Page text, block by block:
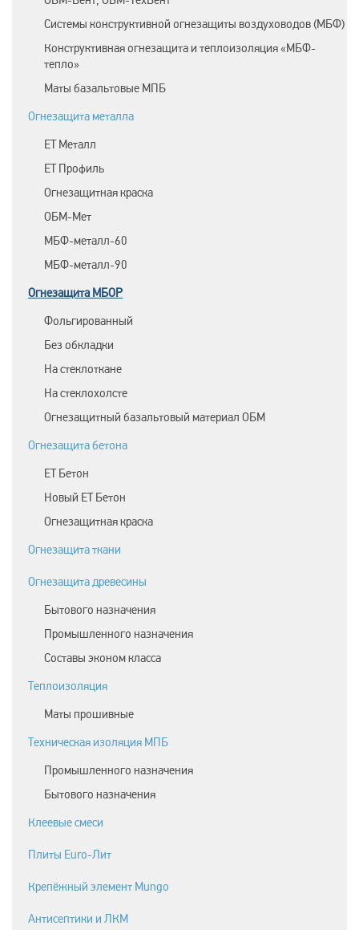
Системы конструктивной огнезащиты воздуховодов (МБФ)
Конструктивная огнезащита и теплоизоляция «МБФ-
тепло»
Маты базальтовые МПБ
Огнезащита металла
ЕТ Металл
ET Профиль
Огнезащитная краска
ОБМ-Мет
МБФ-металл-60
МБФ-металл-90
Огнезащита МБОР
Фольгированный
Без обкладки
На стеклоткане
На стеклохолсте
Огнезащитный базальтовый материал ОБМ
Огнезащита бетона
ЕТ Бетон
Новый ЕТ Бетон
Огнезащитная краска
Огнезащита ткани
Огнезащита древесины
Бытового назначения
Промышленного назначения
Составы эконом класса
Теплоизоляция
Маты прошивные
Техническая изоляция МПБ
Промышленного назначения
Бытового назначения
Клеевые смеси
Плиты Euro-Лит
Крепёжный элемент Mungo
Антисептики и ЛКМ